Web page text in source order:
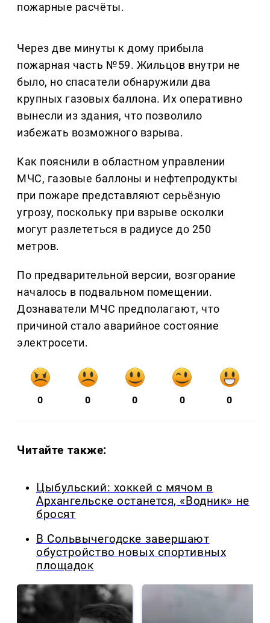
пожарные расчёты.
Через две минуты к дому прибыла
пожарная часть №59. Жильцов внутри не
было, но спасатели обнаружили два
крупных газовых баллона. Их оперативно
вынесли из здания, что позволило
избежать возможного взрыва.
Как пояснили в областном управлении
МЧС, газовые баллоны и нефтепродукты
при пожаре представляют серьёзную
угрозу, поскольку при взрыве осколки
могут разлететься в радиусе до 250
метров.
По предварительной версии, возгорание
началось в подвальном помещении.
Дознаватели МЧС предполагают, что
причиной стало аварийное состояние
электросети.
0 0 0 0 0
Читайте также:
Цыбульский: хоккей с мячом в
Архангельске останется, «Водник» не
бросят
В Сольвычегодске завершают
обустройство новых спортивных
площадок